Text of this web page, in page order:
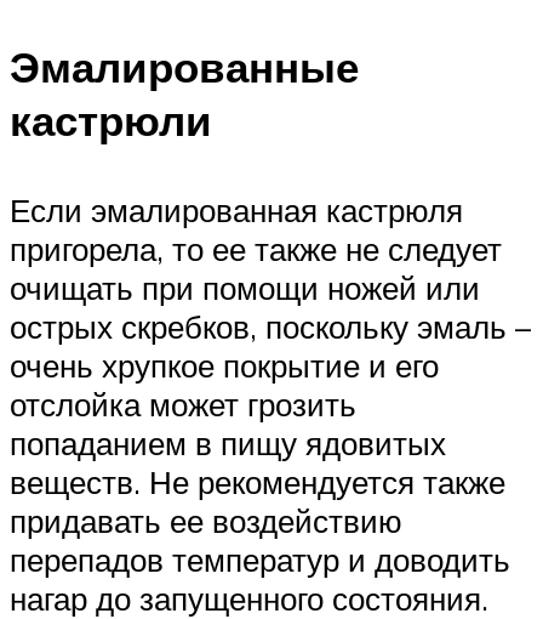
Эмалированные
кастрюли
Если эмалированная кастрюля
пригорела, то ее также не следует
очищать при помощи ножей или
острых скребков, поскольку эмаль –
очень хрупкое покрытие и его
отслойка может грозить
попаданием в пищу ядовитых
веществ. Не рекомендуется также
придавать ее воздействию
перепадов температур и доводить
нагар до запущенного состояния.